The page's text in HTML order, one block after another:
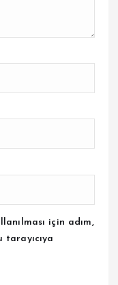
için adım,